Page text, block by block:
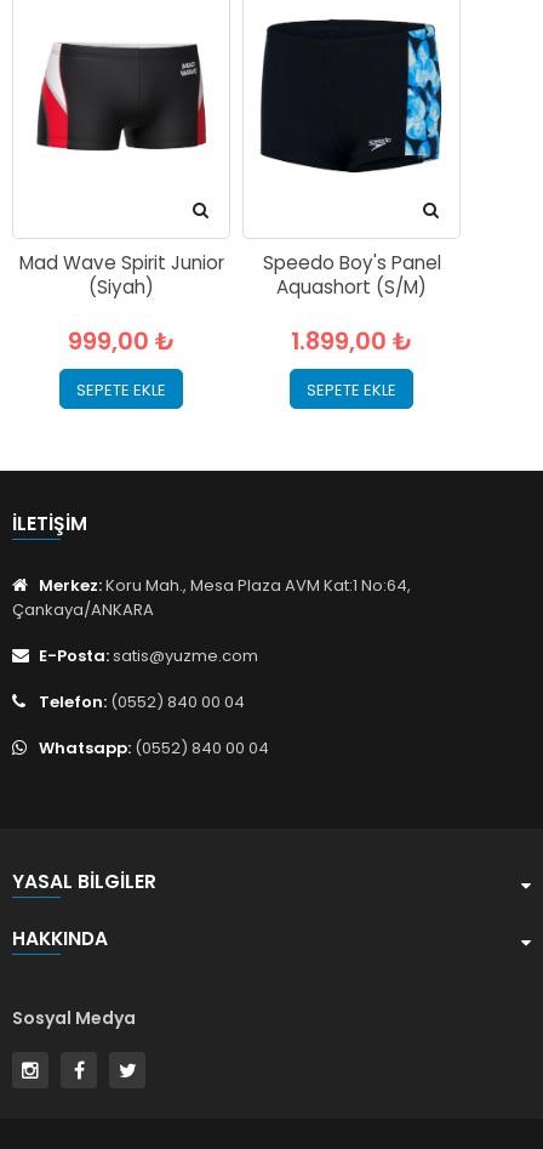
Mad Wave Spirit Junior
(Siyah)
999,00 ₺
SEPETE EKLE
Speedo Boy's Panel
Aquashort (S/M)
1.899,00 ₺
SEPETE EKLE
İLETIŞIM
Merkez:Koru Mah., Mesa Plaza AVM Kat:1 No:64,
Çankaya/ANKARA
E-Posta:satis@yuzme.com
Telefon: (0552) 840 00 04
Whatsapp: (0552) 840 00 04
YASAL BILGILER
HAKKINDA
Sosyal Medya